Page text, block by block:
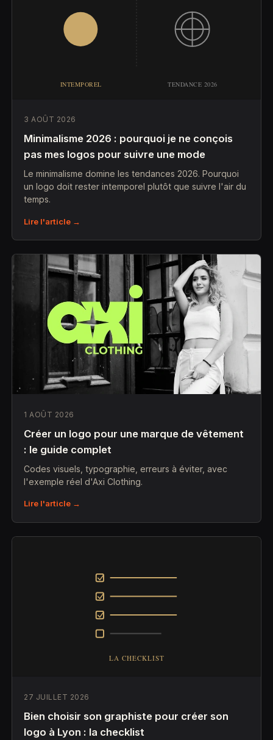
3 AOÛT 2026
Minimalisme 2026 : pourquoi je ne conçois
pas mes logos pour suivre une mode
Le minimalisme domine les tendances 2026. Pourquoi
un logo doit rester intemporel plutôt que suivre l'air du
temps.
Lire l'article →
1 AOÛT 2026
Créer un logo pour une marque de vêtement
: le guide complet
Codes visuels, typographie, erreurs à éviter, avec
l'exemple réel d'Axi Clothing.
Lire l'article →
27 JUILLET 2026
Bien choisir son graphiste pour créer son
logo à Lyon : la checklist